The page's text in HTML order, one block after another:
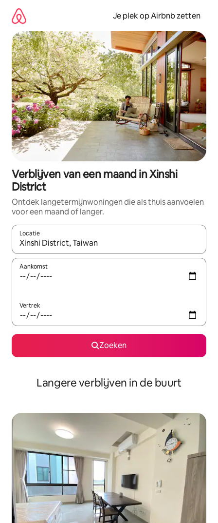
direct
naar
inhoud
Je plek op Airbnb zetten
Verblijven van een maand in Xinshi
District
Ontdek langetermijnwoningen die als thuis aanvoelen
voor een maand of langer.
Locatie
Wanneer er resultaten beschikbaar zijn, maak je een keuze
Aankomst
Vertrek
Zoeken
Langere verblijven in de buurt